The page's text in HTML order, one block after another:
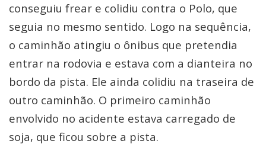
conseguiu frear e colidiu contra o Polo, que
seguia no mesmo sentido. Logo na sequência,
o caminhão atingiu o ônibus que pretendia
entrar na rodovia e estava com a dianteira no
bordo da pista. Ele ainda colidiu na traseira de
outro caminhão. O primeiro caminhão
envolvido no acidente estava carregado de
soja, que ficou sobre a pista.